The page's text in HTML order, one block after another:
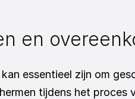
en
essentieel zijn om
tijdens het proces